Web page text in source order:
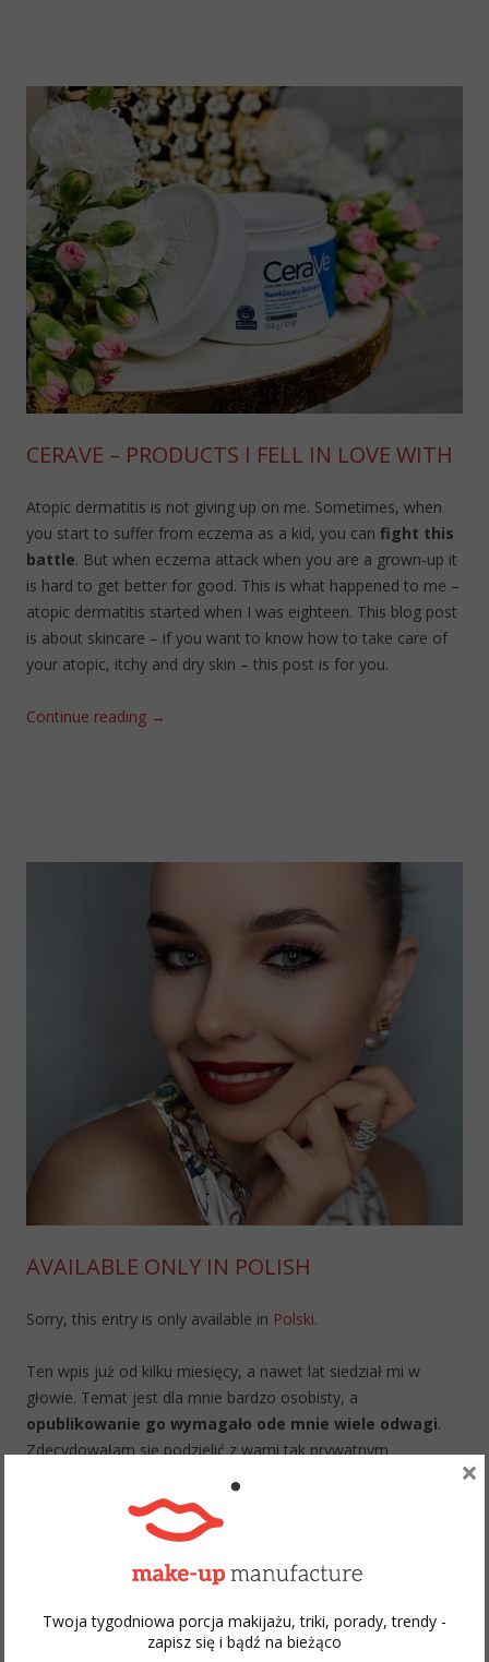
CERAVE – PRODUCTS I FELL IN LOVE WITH
Atopic dermatitis is not giving up on me. Sometimes, when
you start to suffer from eczema as a kid, you can fight this
battle. But when eczema attack when you are a grown-up it
is hard to get better for good. This is what happened to me –
atopic dermatitis started when I was eighteen. This blog post
is about skincare – if you want to know how to take care of
your atopic, itchy and dry skin – this post is for you.
Continue reading →
AVAILABLE ONLY IN POLISH
Sorry, this entry is only available in Polski.
Ten wpis już od kilku miesięcy, a nawet lat siedział mi w
głowie. Temat jest dla mnie bardzo osobisty, a
opublikowanie go wymagało ode mnie wiele odwagi.
Zdecydowałam się podzielić z wami tak prywatnym
może ten tekst i moje doświadczenia walki z chorobą
pozwolą komuś zachować zdrowie i zwrócą uwagę na to, że
nie ma w nim ładnych zdjęć!
Continue reading→
Twoja tygodniowa porcja makijażu, triki, porady, trendy -
zapisz się i bądź na bieżąco
×